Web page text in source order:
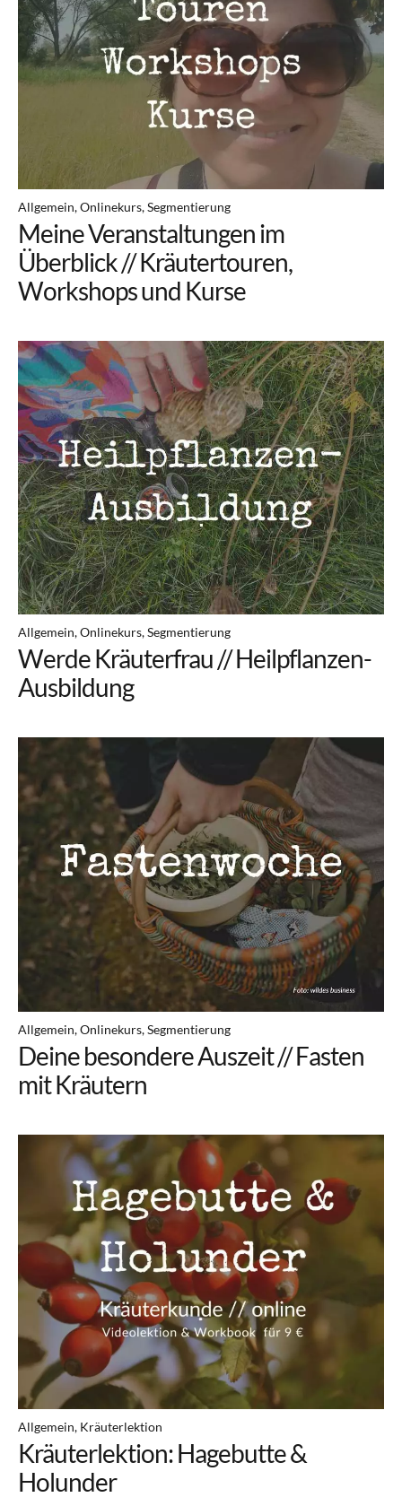
Allgemein Onlinekurs Segmentierung
Meine Veranstaltungen im
Überblick // Kräutertouren,
Workshops und Kurse
Allgemein Onlinekurs Segmentierung
Werde Kräuterfrau // Heilpflanzen-
Ausbildung
Allgemein Onlinekurs Segmentierung
Deine besondere Auszeit // Fasten
mit Kräutern
Allgemein Kräuterlektion
Kräuterlektion: Hagebutte &
Holunder